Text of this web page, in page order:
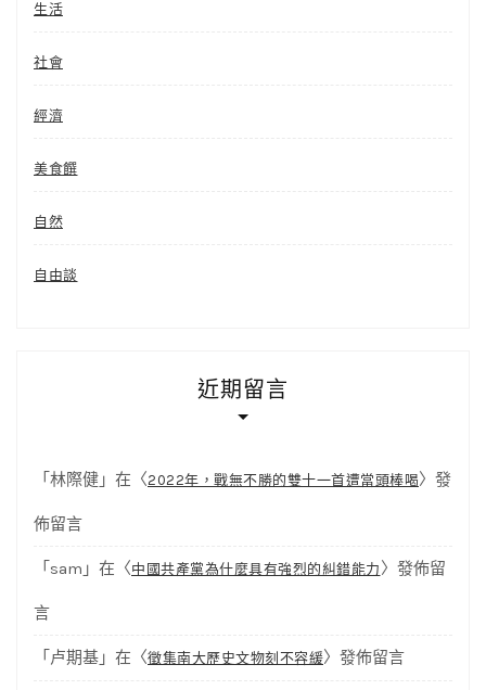
生活
社會
經濟
美食饌
自然
自由談
近期留言
「 林際健 」在〈2022年，戰無不勝的雙十一首遭當頭棒喝〉發
佈留言
「 sam 」在〈中國共產黨為什麼具有強烈的糾錯能力 〉發佈留
言
「 卢期基 」在〈徵集南大歷史文物刻不容緩〉發佈留言